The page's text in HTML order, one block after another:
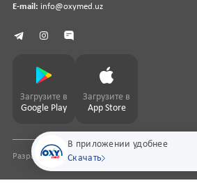
В приложении удобнее
Скачать
E-mail: info@oxymed.uz
Загрузите в
Google Play
Загрузите в
App Store
Разработка сайтаpharmit.uz